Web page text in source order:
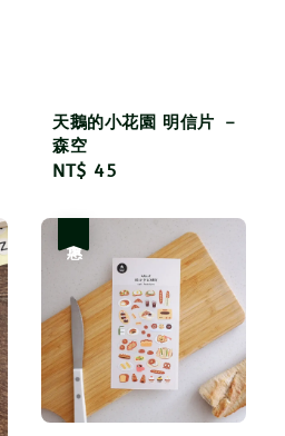
天鵝的小花園 明信片 －
森空
Regular
NT$ 45